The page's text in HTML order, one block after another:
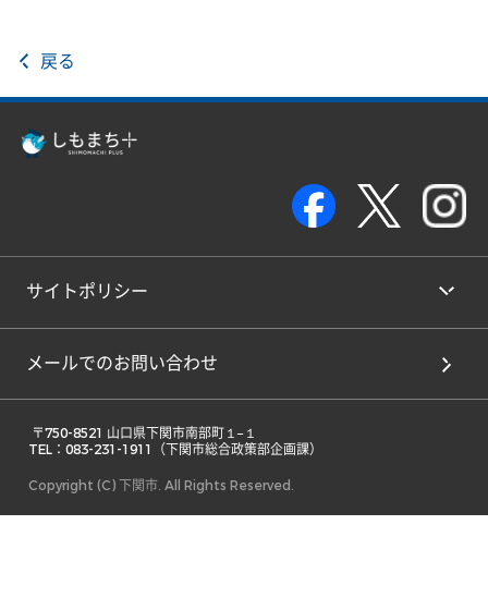
戻る
サイトポリシー
メールでのお問い合わせ
TEL：083-231-1911（下関市総合政策部企画課）
Copyright (C) 下関市. All Rights Reserved.